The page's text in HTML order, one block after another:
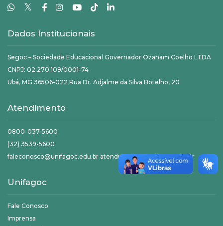
𝕏
Dados Institucionais
Segoc – Sociedade Educacional Governador Ozanam Coelho LTDA
CNPJ: 02.270.109/0001-74
Ubá, MG 36506-022 Rua Dr. Adjalme da Silva Botelho, 20
Atendimento
0800-037-5600
(32) 3539-5600
faleconosco@unifagoc.edu.br atendimento@unifagoc.edu.br
Unifagoc
Fale Conosco
Imprensa